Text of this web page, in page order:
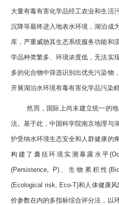
大量有毒有害化学品经工农业和生活
沉降等最终进入地表水环境，湖泊成
库，严重威胁其生态系统服务功能和
学品种类繁多、环境浓度低，无法实
多的化合物中筛选识别出优先污染物
开展湖泊水环境有毒有害化学品污染
然而，国际上尚未建立统一的
法。基于此，中国科学院南京地理与
护受纳水环境生态安全和人群健康的
构建了囊括环境实测暴露水平
(Persistence, P)、生物累积性
(Ecological risk, Eco-T)和人体健康
价参数在内的多指标综合评分法，以